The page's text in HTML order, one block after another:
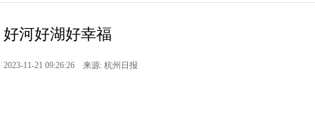
好河好湖好幸福
2023-11-21 09:26:26 来源: 杭州日报